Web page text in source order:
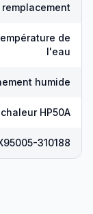
de
l'eau
humide
HP50A
310188